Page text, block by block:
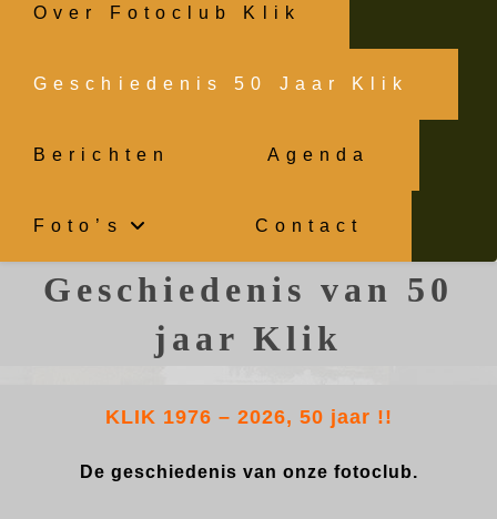
Over Fotoclub Klik
Geschiedenis 50 Jaar Klik
Berichten Agenda
Foto’s Contact
Geschiedenis van 50
jaar Klik
KLIK 1976 – 2026, 50 jaar !!
De geschiedenis van onze fotoclub.